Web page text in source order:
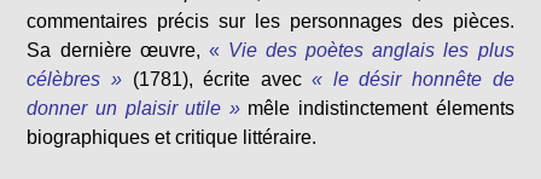
commentaires précis sur les personnages des pièces.
Sa dernière œuvre, « Vie des poètes anglais les plus
célèbres »(1781), écrite avec « le désir honnête de
donner un plaisir utile » mêle indistinctement élements
biographiques et critique littéraire.